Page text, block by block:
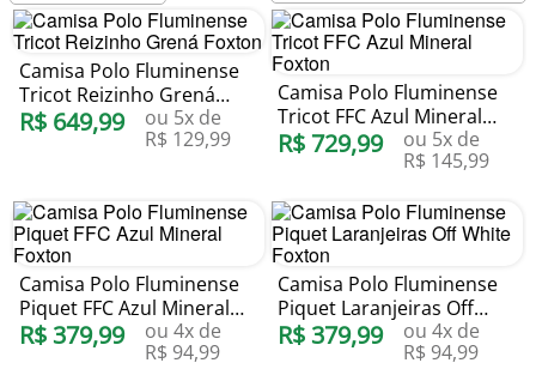
Camisa Polo Fluminense
Tricot Reizinho Grená
Foxton
R$ 649,99 ou 5x de
R$ 129,99
Camisa Polo Fluminense
Tricot FFC Azul Mineral
Foxton
R$ 729,99 ou 5x de
R$ 145,99
Camisa Polo Fluminense
Piquet FFC Azul Mineral
Foxton
R$ 379,99 ou 4x de
R$ 94,99
Camisa Polo Fluminense
Piquet Laranjeiras Off
White Foxton
R$ 379,99 ou 4x de
R$ 94,99